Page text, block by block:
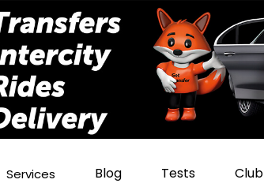
Services Blog Tests Club